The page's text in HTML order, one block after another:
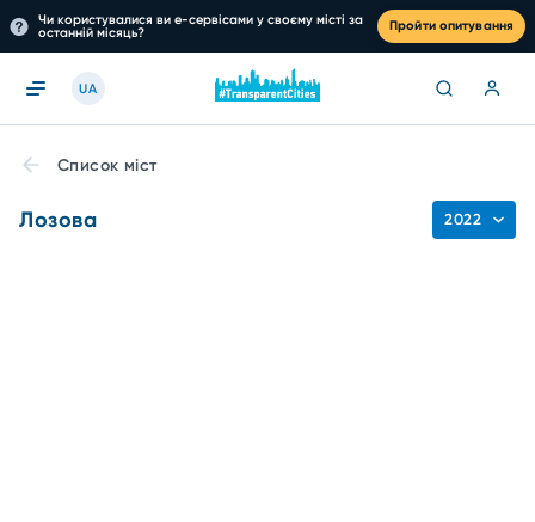
Чи користувалися ви е-сервісами у своєму місті за
останній місяць?
Пройти опитування
UA
Список міст
Лозова 2022